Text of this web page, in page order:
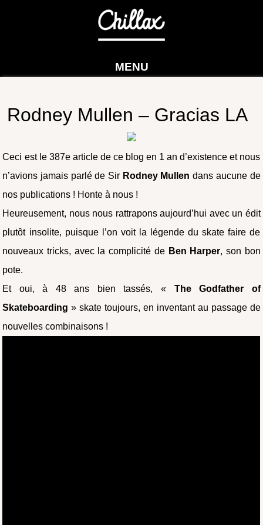
MENU
Rodney Mullen – Gracias LA
Ceci est le 387e article de ce blog en 1 an d’existence et nous
n’avions jamais parlé de Sir Rodney Mullen dans aucune de
nos publications ! Honte à nous !
Heureusement, nous nous rattrapons aujourd’hui avec un édit
plutôt insolite, puisque l’on voit la légende du skate faire de
nouveaux tricks, avec la complicité de Ben Harper, son bon
pote.
Et oui, à 48 ans bien tassés, « The Godfather of
Skateboarding » skate toujours, en inventant au passage de
nouvelles combinaisons !